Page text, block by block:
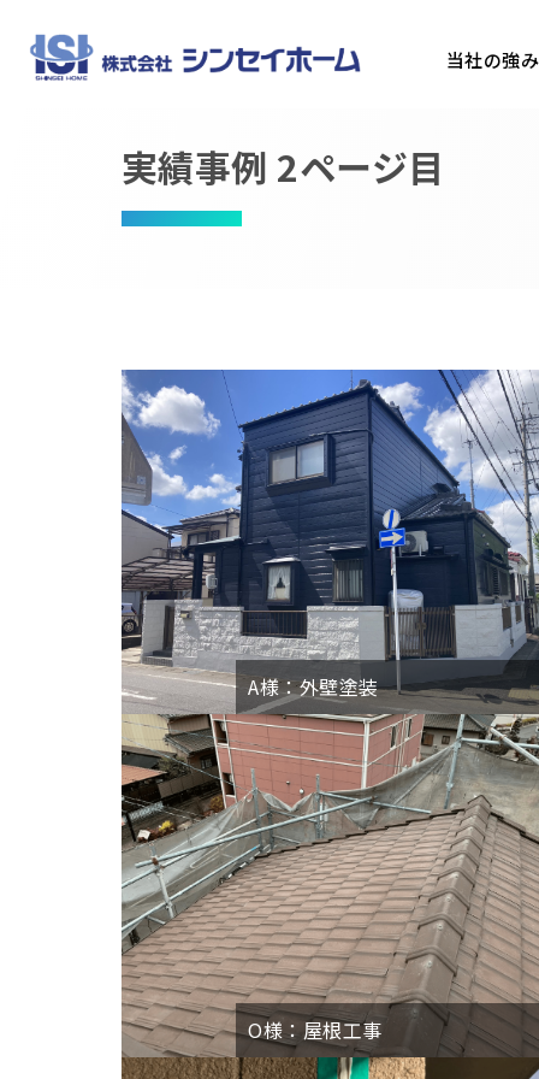
当社の強み
実績事例 2ページ目
A様：外壁塗装
O様：屋根工事